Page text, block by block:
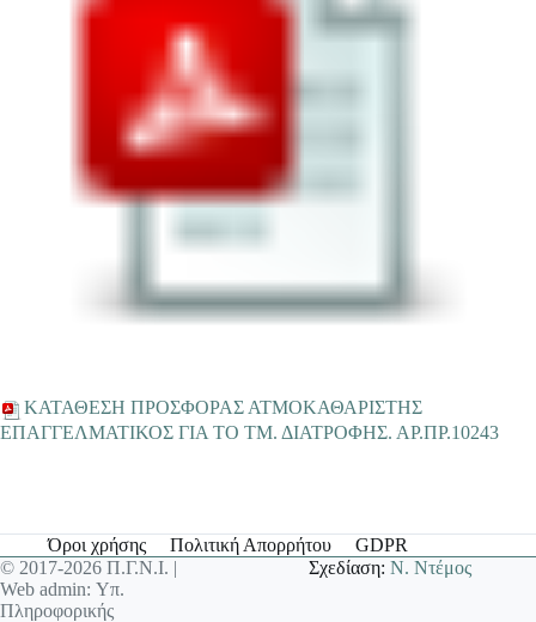
ΚΑΤΑΘΕΣΗ ΠΡΟΣΦΟΡΑΣ ΑΤΜΟΚΑΘΑΡΙΣΤΗΣ
ΕΠΑΓΓΕΛΜΑΤΙΚΟΣ ΓΙΑ ΤΟ ΤΜ. ΔΙΑΤΡΟΦΗΣ. ΑΡ.ΠΡ.10243
Όροι χρήσης Πολιτική Απορρήτου
GDPR
© 2017-2026 Π.Γ.Ν.Ι. |
Web admin: Υπ.
Πληροφορικής
Σχεδίαση:Ν. Ντέμος